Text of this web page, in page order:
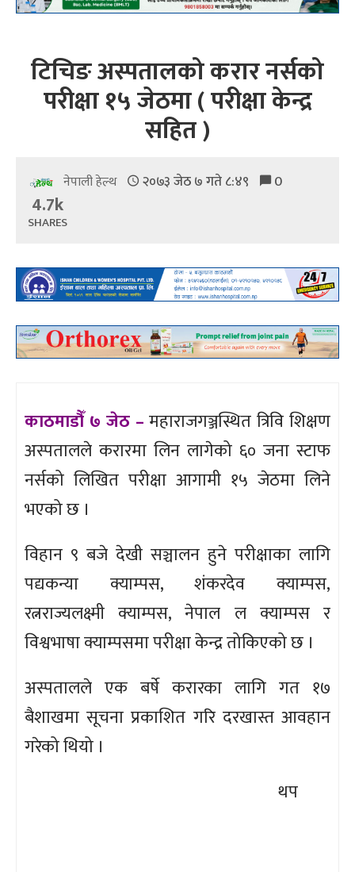
टिचिङ अस्पतालको करार नर्सको
परीक्षा १५ जेठमा ( परीक्षा केन्द्र
सहित )
नेपाली हेल्थ २०७३ जेठ ७ गते ८:४९ 0
4.7k
SHARES
काठमाडौँ ७ जेठ –महाराजगञ्जस्थित त्रिवि शिक्षण
अस्पतालले करारमा लिन लागेको ६० जना स्टाफ
नर्सको लिखित परीक्षा आगामी १५ जेठमा लिने
भएको छ ।
विहान ९ बजे देखी सञ्चालन हुने परीक्षाका लागि
पद्यकन्या क्याम्पस, शंकरदेव क्याम्पस,
रत्नराज्यलक्ष्मी क्याम्पस, नेपाल ल क्याम्पस र
विश्वभाषा क्याम्पसमा परीक्षा केन्द्र तोकिएको छ ।
अस्पतालले एक बर्षे करारका लागि गत १७
बैशाखमा सूचना प्रकाशित गरि दरखास्त आवहान
गरेको थियो ।
थप